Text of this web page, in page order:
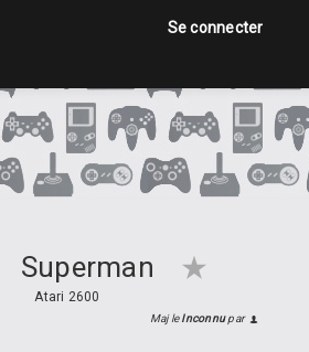
Accueil
Jeux
Se connecter
Se connecter
Superman
Atari 2600
Maj leInconnupar